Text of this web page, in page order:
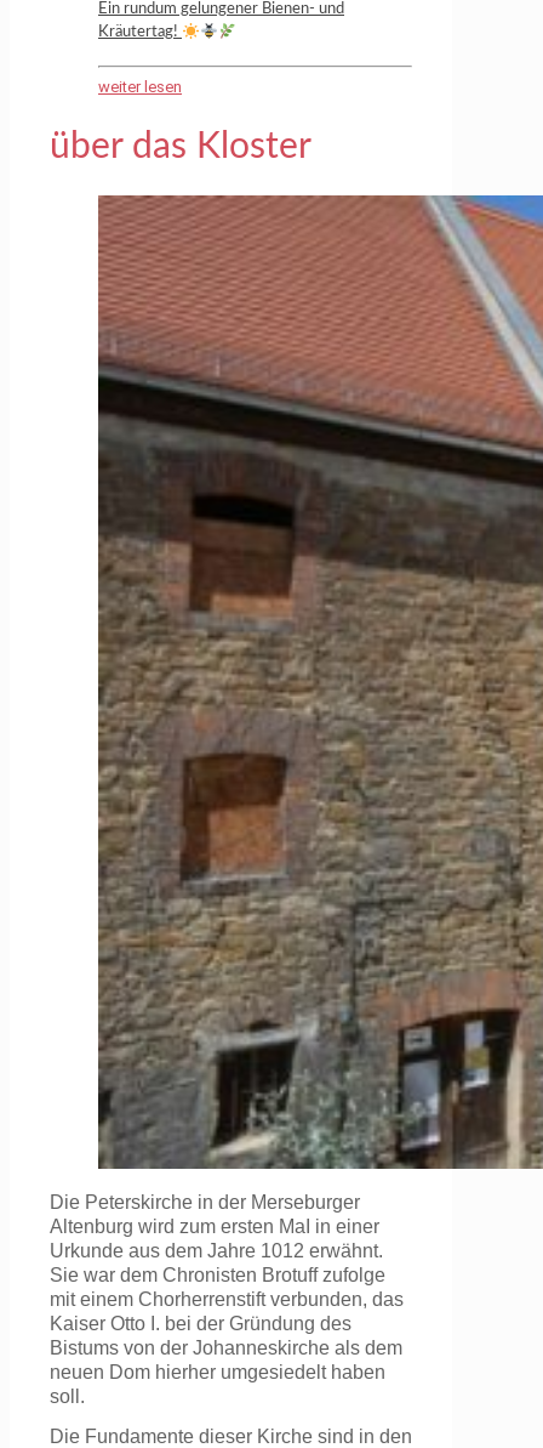
Ein rundum gelungener Bienen- und
Kräutertag!
weiter lesen
über das Kloster
Die Peterskirche in der Merseburger
Altenburg wird zum ersten MaI in einer
Urkunde aus dem Jahre 1012 erwähnt.
Sie war dem Chronisten Brotuff zufolge
mit einem Chorherrenstift verbunden, das
Kaiser Otto I. bei der Gründung des
Bistums von der Johanneskirche als dem
neuen Dom hierher umgesiedelt haben
soll.
Die Fundamente dieser Kirche sind in den